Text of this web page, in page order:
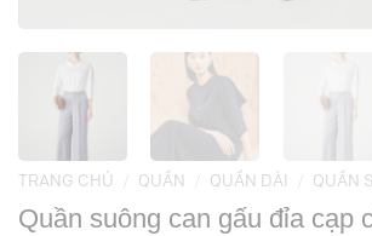
TRANG CHỦ QUẦN QUẦN DÀI QUẦN
Quần suông can gấu đỉa cạp